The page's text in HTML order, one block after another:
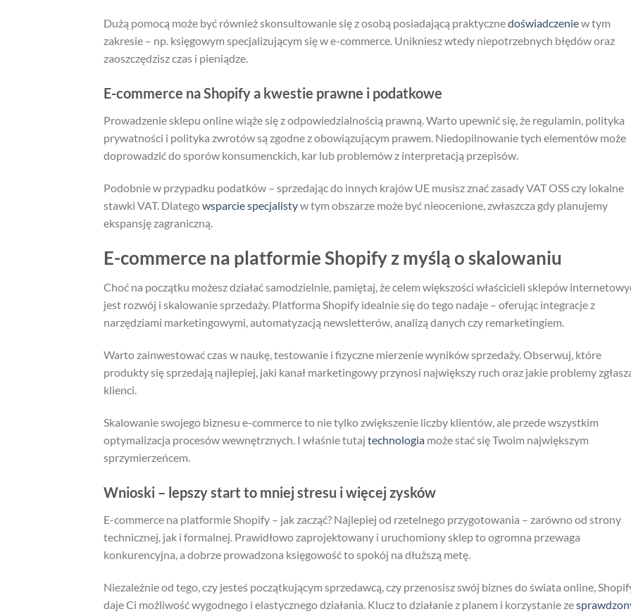
Dużą pomocą może być również skonsultowanie się z osobą posiadającą praktycznedoświadczeniew tym
zakresie – np. księgowym specjalizującym się w e-commerce. Unikniesz wtedy niepotrzebnych błędów oraz
zaoszczędzisz czas i pieniądze.
E-commerce na Shopify a kwestie prawne i podatkowe
Prowadzenie sklepu online wiąże się z odpowiedzialnością prawną. Warto upewnić się, że regulamin, polityka
prywatności i polityka zwrotów są zgodne z obowiązującym prawem. Niedopilnowanie tych elementów może
doprowadzić do sporów konsumenckich, kar lub problemów z interpretacją przepisów.
Podobnie w przypadku podatków – sprzedając do innych krajów UE musisz znać zasady VAT OSS czy lokalne
stawki VAT. Dlategowsparcie specjalistyw tym obszarze może być nieocenione, zwłaszcza gdy planujemy
ekspansję zagraniczną.
E-commerce na platformie Shopify z myślą o skalowaniu
Choć na początku możesz działać samodzielnie, pamiętaj, że celem większości właścicieli sklepów
jest rozwój i skalowanie sprzedaży. Platforma Shopify idealnie się do tego nadaje – oferując integracje z
narzędziami marketingowymi, automatyzacją newsletterów, analizą danych czy remarketingiem.
Warto zainwestować czas w naukę, testowanie i fizyczne mierzenie wyników sprzedaży. Obserwuj, które
produkty się sprzedają najlepiej, jaki kanał marketingowy przynosi największy ruch oraz jakie problemy
klienci.
Skalowanie swojego biznesu e-commerce to nie tylko zwiększenie liczby klientów, ale przede wszystkim
optymalizacja procesów wewnętrznych. I właśnie tutaj technologia może stać się Twoim największym
sprzymierzeńcem.
Wnioski – lepszy start to mniej stresu i więcej zysków
E-commerce na platformie Shopify – jak zacząć? Najlepiej od rzetelnego przygotowania – zarówno od strony
technicznej, jak i formalnej. Prawidłowo zaprojektowany i uruchomiony sklep to ogromna przewaga
konkurencyjna, a dobrze prowadzona księgowość to spokój na dłuższą metę.
Niezależnie od tego, czy jesteś początkującym sprzedawcą, czy przenosisz swój biznes do świata online,
daje Ci możliwość wygodnego i elastycznego działania. Klucz to działanie z planem i korzystanie ze